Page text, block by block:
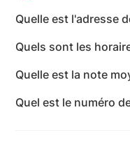
Quelle est l'adresse
Éhanno, 56370 Le
Quels sont les
: lundi: Ouvert 24h/
mercredi: Ouvert
vendredi: Ouvert
Quelle est la note
sur 5.
Quel est le numéro